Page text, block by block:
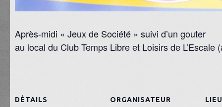
Après-midi « Jeux de Société » suivi d’un gouter
au local du Club Temps Libre et Loisirs de L’Escale
DÉTAILS ORGANISATEUR LIEU